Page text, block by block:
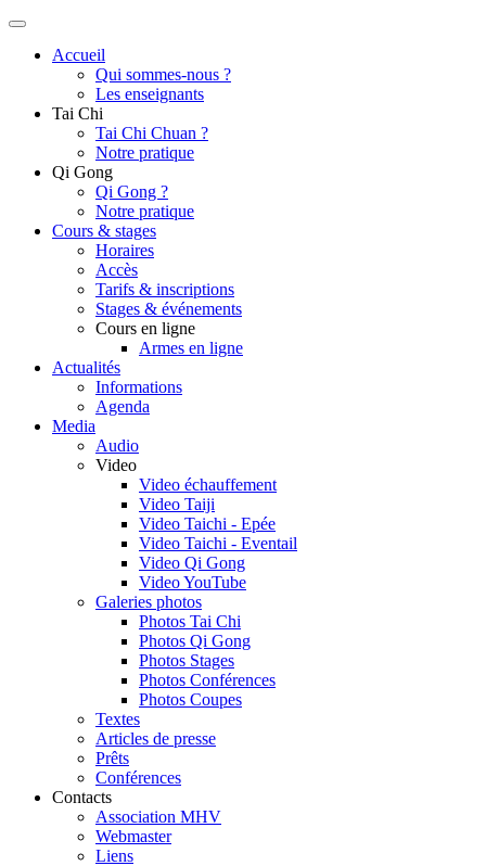
Accueil
Qui sommes-nous ?
Les enseignants
Tai Chi
Tai Chi Chuan ?
Notre pratique
Qi Gong
Qi Gong ?
Notre pratique
Cours & stages
Horaires
Accès
Tarifs & inscriptions
Stages & événements
Cours en ligne
Armes en ligne
Actualités
Informations
Agenda
Media
Audio
Video
Video échauffement
Video Taiji
Video Taichi - Epée
Video Taichi - Eventail
Video Qi Gong
Video YouTube
Galeries photos
Photos Tai Chi
Photos Qi Gong
Photos Stages
Photos Conférences
Photos Coupes
Textes
Articles de presse
Prêts
Conférences
Contacts
Association MHV
Webmaster
Liens